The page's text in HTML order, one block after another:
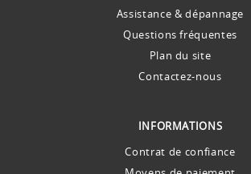
Assistance & dépannage
Questions fréquentes
Plan du site
Contactez-nous
INFORMATIONS
Contrat de confiance